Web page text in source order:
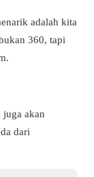
adalah kita
360, tapi
akan
dari